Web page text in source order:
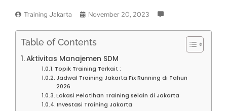
Training Jakarta November 20, 2023
Table of Contents
Aktivitas Manajemen SDM
Topik Training Terkait :
Jadwal Training Jakarta Fix Running di Tahun
2026
Lokasi Pelatihan Training selain di Jakarta
Investasi Training Jakarta